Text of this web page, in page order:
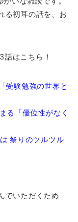
る初耳の話を、お
はこちら！
受験勉強の世界と
る「優位性がなく
祭りのツルツル
でいただくため